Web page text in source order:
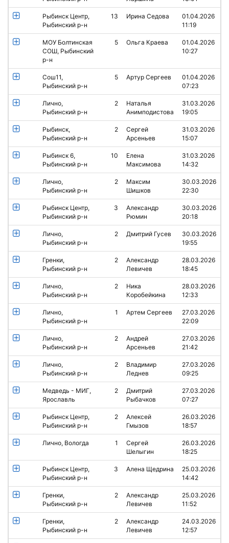
Рыбинск Центр,
Рыбинский р-н
13 Ирина Седова
01.04.2026
11:19
МОУ Болтинская
СОШ, Рыбинский
р-н
5 Ольга Краева
01.04.2026
10:27
Сош11,
Рыбинский р-н
5 Артур Сергеев
01.04.2026
07:23
Лично,
Рыбинский р-н
2
Наталья
Анимподистова
31.03.2026
19:05
Рыбинск,
Рыбинский р-н
2
Сергей
Арсеньев
31.03.2026
15:07
Рыбинск 6,
Рыбинский р-н
10
Елена
Максимова
31.03.2026
14:32
Лично,
Рыбинский р-н
2
Максим
Шишков
30.03.2026
22:30
Рыбинск Центр,
Рыбинский р-н
3
Александр
Рюмин
30.03.2026
20:18
Лично,
Рыбинский р-н
2 Дмитрий Гусев
30.03.2026
19:55
Гренки,
Рыбинский р-н
2
Александр
Левичев
28.03.2026
18:45
Лично,
Рыбинский р-н
2
Ника
Коробейкина
28.03.2026
12:33
Лично,
Рыбинский р-н
1 Артем Сергеев
27.03.2026
22:09
Лично,
Рыбинский р-н
2
Андрей
Арсеньев
27.03.2026
21:42
Лично,
Рыбинский р-н
2
Владимир
Леднев
27.03.2026
09:25
Медведь - МИГ,
Ярославль
2
Дмитрий
Рыбачков
27.03.2026
07:27
Рыбинск Центр,
Рыбинский р-н
2
Алексей
Гмызов
26.03.2026
18:57
Лично, Вологда 1
Сергей
Шелыгин
26.03.2026
18:25
Рыбинск Центр,
Рыбинский р-н
3 Алена Щедрина
25.03.2026
14:42
Гренки,
Рыбинский р-н
2
Александр
Левичев
25.03.2026
11:52
Гренки,
Рыбинский р-н
2
Александр
Левичев
24.03.2026
12:57